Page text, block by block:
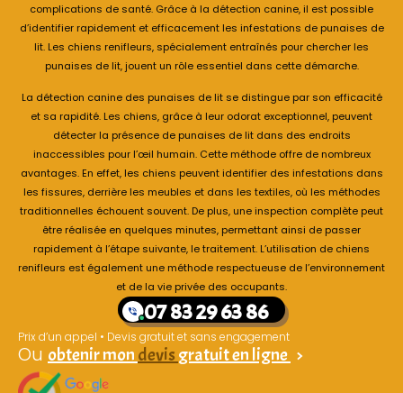
complications de santé. Grâce à la détection canine, il est possible
d’identifier rapidement et efficacement les infestations de punaises de
lit. Les chiens renifleurs, spécialement entraînés pour chercher les
punaises de lit, jouent un rôle essentiel dans cette démarche.
La détection canine des punaises de lit se distingue par son efficacité
et sa rapidité. Les chiens, grâce à leur odorat exceptionnel, peuvent
détecter la présence de punaises de lit dans des endroits
inaccessibles pour l’œil humain. Cette méthode offre de nombreux
avantages. En effet, les chiens peuvent identifier des infestations dans
les fissures, derrière les meubles et dans les textiles, où les méthodes
traditionnelles échouent souvent. De plus, une inspection complète peut
être réalisée en quelques minutes, permettant ainsi de passer
rapidement à l’étape suivante, le traitement. L’utilisation de chiens
renifleurs est également une méthode respectueuse de l’environnement
et de la vie privée des occupants.
07 83 29 63 86
Prix d’un appel • Devis gratuit et sans engagement
Ou obtenir mon devis gratuit en ligne >